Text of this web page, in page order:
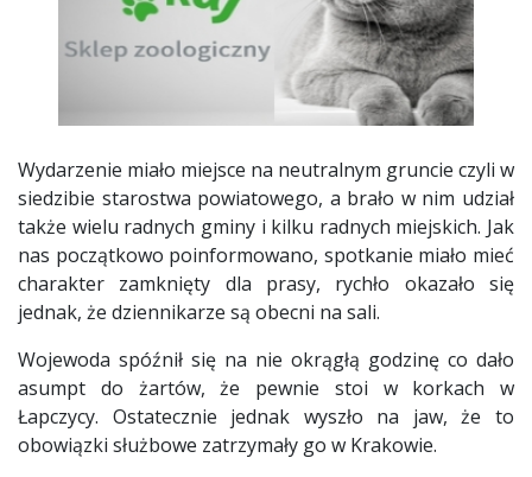
Wydarzenie miało miejsce na neutralnym gruncie czyli w
siedzibie starostwa powiatowego, a brało w nim udział
także wielu radnych gminy i kilku radnych miejskich. Jak
nas początkowo poinformowano, spotkanie miało mieć
charakter zamknięty dla prasy, rychło okazało się
jednak, że dziennikarze są obecni na sali.
Wojewoda spóźnił się na nie okrągłą godzinę co dało
asumpt do żartów, że pewnie stoi w korkach w
Łapczycy. Ostatecznie jednak wyszło na jaw, że to
obowiązki służbowe zatrzymały go w Krakowie.